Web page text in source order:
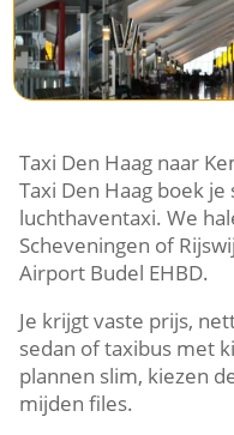
Taxi Den Haag naar
Taxi Den Haag boek
luchthaventaxi. We
Scheveningen of
Airport Budel EHBD.
Je krijgt vaste prijs,
sedan of taxibus met
plannen slim, kiezen
mijden files.